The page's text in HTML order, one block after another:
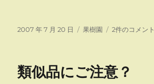
投
2007 年 7 月 20 日
カ
ー
果樹園
Ｎ
道
2件のコメント
類似品にご注意？